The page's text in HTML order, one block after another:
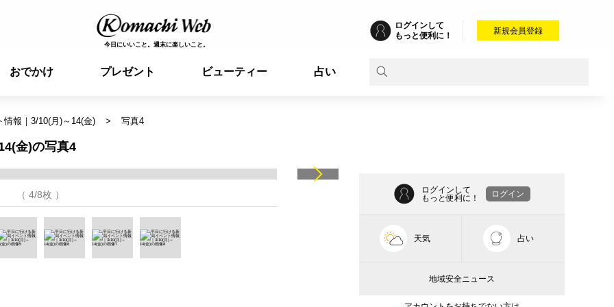
今日にいいこと。週末に楽しいこと。
ログインして
もっと便利に！
新規会員登録
おでかけ プレゼント ビューティー 占い
報｜3/10(月)～14(金) 写真4
金)の写真4
（ 4/8枚 ）
ログインして
もっと便利に！
ログイン
天気 占い
地域安全ニュース